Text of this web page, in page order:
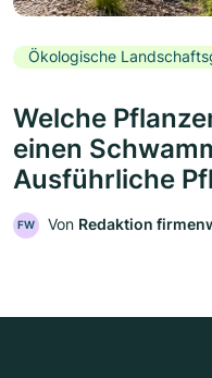
Ökologische
Welche
einen
Ausführliche
FW Von Redaktion